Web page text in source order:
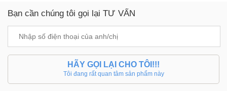
Bạn cần chúng tôi gọi lại TƯ VẤN
HÃY GỌI LẠI CHO TÔI!!!
Tôi đang rất quan tâm sản phẩm này